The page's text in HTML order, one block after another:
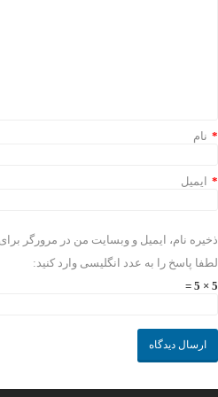
نام *
ایمیل *
ذخیره نام، ایمیل و وبسایت من در مرورگر
لطفا پاسخ را به عدد انگلیسی وارد کنید:
5 × 5 =